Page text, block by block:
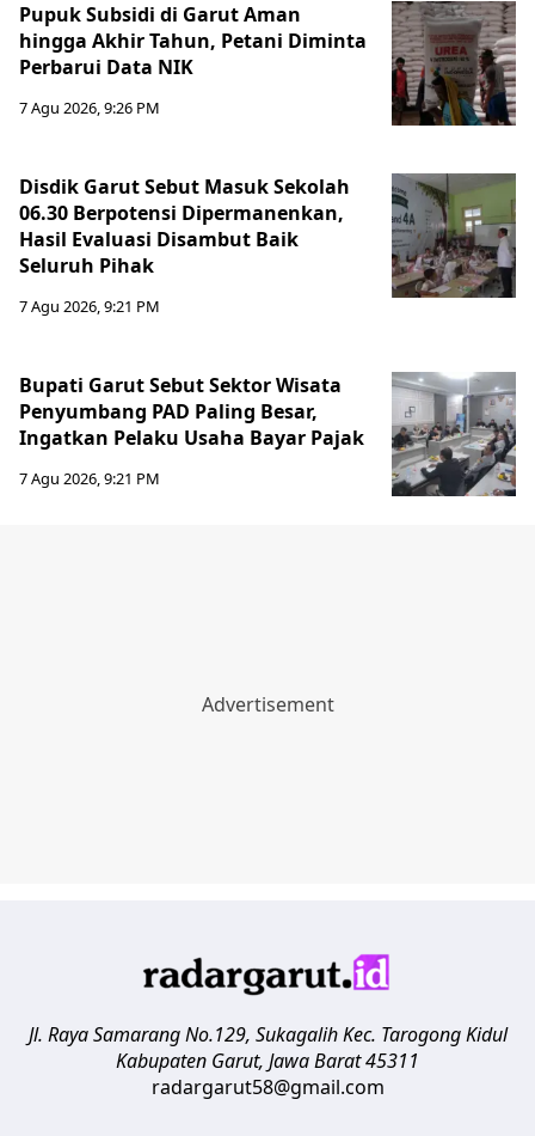
Pupuk Subsidi di Garut Aman
hingga Akhir Tahun, Petani Diminta
Perbarui Data NIK
7 Agu 2026, 9:26 PM
Disdik Garut Sebut Masuk Sekolah
06.30 Berpotensi Dipermanenkan,
Hasil Evaluasi Disambut Baik
Seluruh Pihak
7 Agu 2026, 9:21 PM
Bupati Garut Sebut Sektor Wisata
Penyumbang PAD Paling Besar,
Ingatkan Pelaku Usaha Bayar Pajak
7 Agu 2026, 9:21 PM
Jl. Raya Samarang No.129, Sukagalih Kec. Tarogong Kidul
Kabupaten Garut, Jawa Barat45311
radargarut58@gmail.com